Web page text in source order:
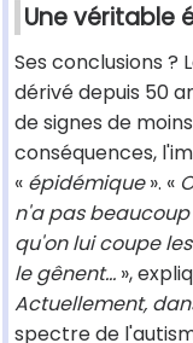
Une véritable
Ses conclusions ?
dérivé depuis 50
de signes de
conséquences,
« épidémique». «
n'a pas
qu'on lui coupe
le gênent… »,
Actuellement,
spectre de